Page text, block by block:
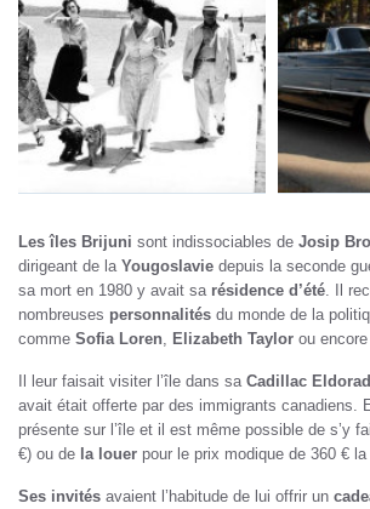
Les îles Brijuni sont indissociables de Josip
dirigeant de la Yougoslavie depuis la seconde
sa mort en 1980 y avait sa résidence d’été . Il
nombreuses personnalités du monde de la
comme Sofia Loren Elizabeth Taylor ou encore
Il leur faisait visiter l’île dans sa Cadillac
avait était offerte par des immigrants canadiens.
présente sur l’île et il est même possible de s’y
€) ou de la louer pour le prix modique de 360 € la
Ses invités avaient l’habitude de lui offrir un